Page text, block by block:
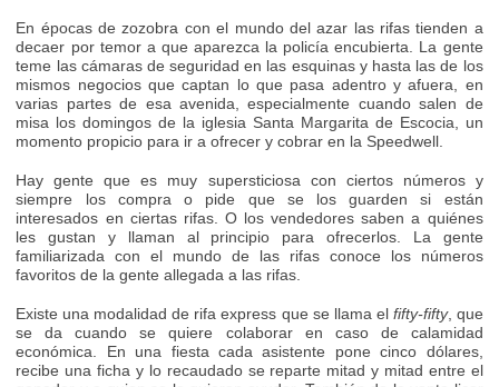
En épocas de zozobra con el mundo del azar las rifas tienden a
decaer por temor a que aparezca la policía encubierta. La gente
teme las cámaras de seguridad en las esquinas y hasta las de los
mismos negocios que captan lo que pasa adentro y afuera, en
varias partes de esa avenida, especialmente cuando salen de
misa los domingos de la iglesia Santa Margarita de Escocia, un
momento propicio para ir a ofrecer y cobrar en la Speedwell.
Hay gente que es muy supersticiosa con ciertos números y
siempre los compra o pide que se los guarden si están
interesados en ciertas rifas. O los vendedores saben a quiénes
les gustan y llaman al principio para ofrecerlos. La gente
familiarizada con el mundo de las rifas conoce los números
favoritos de la gente allegada a las rifas.
Existe una modalidad de rifa express que se llama elfifty-fifty, que
se da cuando se quiere colaborar en caso de calamidad
económica. En una fiesta cada asistente pone cinco dólares,
recibe una ficha y lo recaudado se reparte mitad y mitad entre el